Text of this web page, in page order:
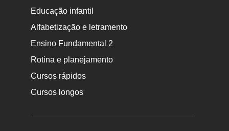
Educação infantil
Alfabetização e letramento
Ensino Fundamental 2
Rotina e planejamento
Cursos rápidos
Cursos longos